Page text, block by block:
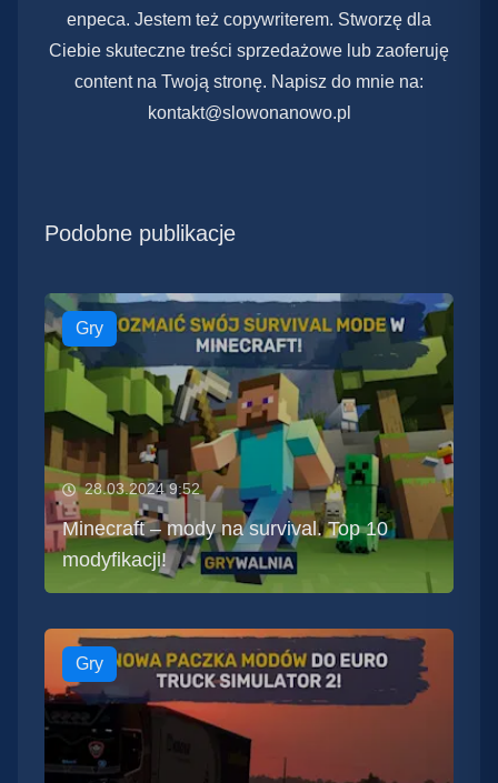
enpeca. Jestem też copywriterem. Stworzę dla
Ciebie skuteczne treści sprzedażowe lub zaoferuję
content na Twoją stronę. Napisz do mnie na:
kontakt@slowonanowo.pl
Podobne publikacje
Gry
28.03.2024 9:52
Minecraft – mody na survival. Top 10
modyfikacji!
Gry